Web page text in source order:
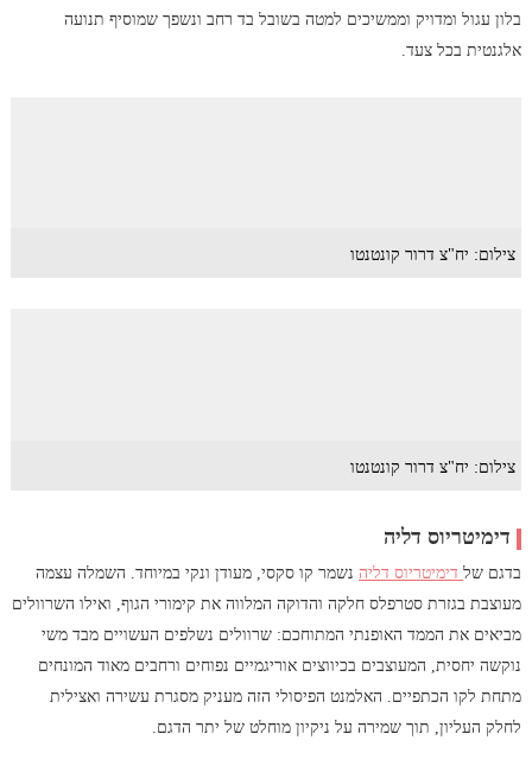
בלון עגול ומדויק וממשיכים למטה בשובל בד רחב ונשפך שמוסיף תנועה
אלגנטית בכל צעד.
צילום: יח"צ דרור קונטנטו
צילום: יח"צ דרור קונטנטו
דימיטריוס דליה
בדגם שלדימיטריוס דליהנשמר קו סקסי, מעודן ונקי במיוחד. השמלה עצמה
מעוצבת בגזרת סטרפלס חלקה והדוקה המלווה את קימורי הגוף, ואילו השרוולים
מביאים את הממד האופנתי המתוחכם: שרוולים נשלפים העשויים מבד משי
נוקשה יחסית, המעוצבים בכיווצים אוריגמיים נפוחים ורחבים מאוד המונחים
מתחת לקו הכתפיים. האלמנט הפיסולי הזה מעניק מסגרת עשירה ואצילית
לחלק העליון, תוך שמירה על ניקיון מוחלט של יתר הדגם.